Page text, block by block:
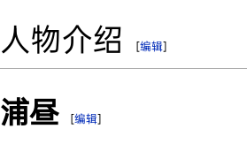
人物介绍 [编辑]
浦昼 [编辑]